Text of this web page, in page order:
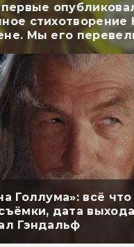
стихотворение
Мы его
Голлума»: всё
дата
Гэндальф